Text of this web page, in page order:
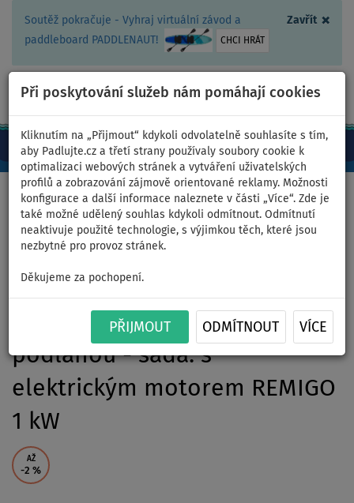
Zavřít ×
Soutěž pokračuje - Vyhraj virtuální závod a
paddleboard PADDLENAUT!
CHCI HRÁT
Při poskytování služeb nám pomáhají cookies
Kliknutím na „Přijmout“ kdykoli odvolatelně souhlasíte s tím,
aby Padlujte.cz a třetí strany používaly soubory cookie k
optimalizaci webových stránek a vytváření uživatelských
profilů a zobrazování zájmově orientované reklamy. Možnosti
konfigurace a další informace naleznete v části „Více“. Zde je
také možné udělený souhlas kdykoli odmítnout. Odmítnutí
neaktivuje použité technologie, s výjimkou těch, které jsou
nezbytné pro provoz stránek.
Děkujeme za pochopení.
PŘIJMOUT ODMÍTNOUT VÍCE
CZ/Kč +420 467 409 090 0ks
Domů >Čluny a motory
Člun GLADIATOR LIGHT
AK320WF dark grey -
nafukovací člun s dřevěnou
podlahou - sada: s
elektrickým motorem REMIGO
1 kW
AŽ
-2 %